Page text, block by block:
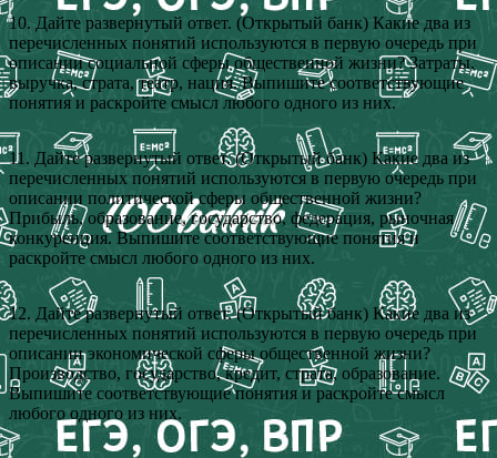
10. Дайте развернутый ответ. (Открытый банк) Какие два из
перечисленных понятий используются в первую очередь при
описании социальной сферы общественной жизни? Затраты,
выручка, страта, театр, нация. Выпишите соответствующие
понятия и раскройте смысл любого одного из них.
11. Дайте развернутый ответ. (Открытый банк) Какие два из
перечисленных понятий используются в первую очередь при
описании политической сферы общественной жизни?
Прибыль, образование, государство, федерация, рыночная
конкуренция. Выпишите соответствующие понятия и
раскройте смысл любого одного из них.
12. Дайте развернутый ответ. (Открытый банк) Какие два из
перечисленных понятий используются в первую очередь при
описании экономической сферы общественной жизни?
Производство, государство, кредит, страта, образование.
Выпишите соответствующие понятия и раскройте смысл
любого одного из них.